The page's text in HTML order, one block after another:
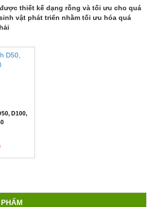
thiết kế dạng rỗng và tối ưu cho quá
vật phát triển nhằm tối ưu hóa quá
D100,